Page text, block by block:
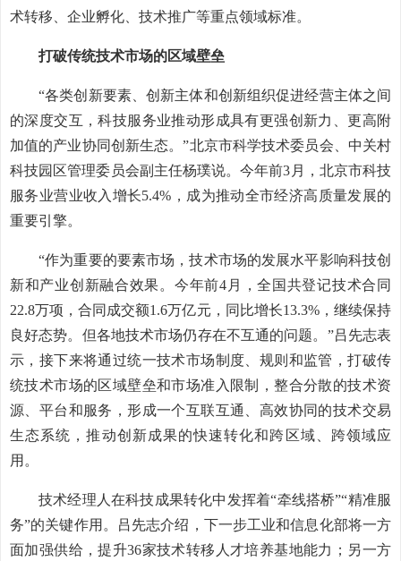
术转移、企业孵化、技术推广等重点领域标准。
打破传统技术市场的区域壁垒
“各类创新要素、创新主体和创新组织促进经营主体之间
的深度交互，科技服务业推动形成具有更强创新力、更高附
加值的产业协同创新生态。”北京市科学技术委员会、中关村
科技园区管理委员会副主任杨璞说。今年前3月，北京市科技
服务业营业收入增长5.4%，成为推动全市经济高质量发展的
重要引擎。
“作为重要的要素市场，技术市场的发展水平影响科技创
新和产业创新融合效果。今年前4月，全国共登记技术合同
22.8万项，合同成交额1.6万亿元，同比增长13.3%，继续保持
良好态势。但各地技术市场仍存在不互通的问题。”吕先志表
示，接下来将通过统一技术市场制度、规则和监管，打破传
统技术市场的区域壁垒和市场准入限制，整合分散的技术资
源、平台和服务，形成一个互联互通、高效协同的技术交易
生态系统，推动创新成果的快速转化和跨区域、跨领域应
用。
技术经理人在科技成果转化中发挥着“牵线搭桥”“精准服
务”的关键作用。吕先志介绍，下一步工业和信息化部将一方
面加强供给，提升36家技术转移人才培养基地能力；另一方